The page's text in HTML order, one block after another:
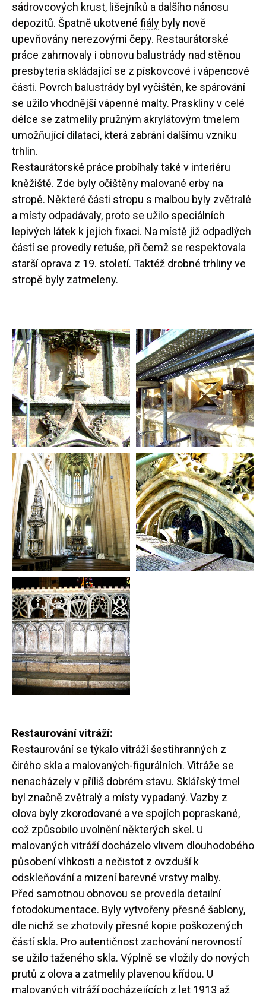
sádrovcových krust, lišejníků a dalšího nánosu
depozitů. Špatně ukotvené fiály byly nově
upevňovány nerezovými čepy. Restaurátorské
práce zahrnovaly i obnovu balustrády nad stěnou
presbyteria skládající se z pískovcové i vápencové
části. Povrch balustrády byl vyčištěn, ke spárování
se užilo vhodnější vápenné malty. Praskliny v celé
délce se zatmelily pružným akrylátovým tmelem
umožňující dilataci, která zabrání dalšímu vzniku
trhlin.
Restaurátorské práce probíhaly také v interiéru
kněžiště. Zde byly očištěny malované erby na
stropě. Některé části stropu s malbou byly zvětralé
a místy odpadávaly, proto se užilo speciálních
lepivých látek k jejich fixaci. Na místě již odpadlých
částí se provedly retuše, při čemž se respektovala
starší oprava z 19. století. Taktéž drobné trhliny ve
stropě byly zatmeleny.
Restaurování vitráží:
Restaurování se týkalo vitráží šestihranných z
čirého skla a malovaných-figurálních. Vitráže se
nenacházely v příliš dobrém stavu. Sklářský tmel
byl značně zvětralý a místy vypadaný. Vazby z
olova byly zkorodované a ve spojích popraskané,
což způsobilo uvolnění některých skel. U
malovaných vitráží docházelo vlivem dlouhodobého
působení vlhkosti a nečistot z ovzduší k
odskleňování a mizení barevné vrstvy malby.
Před samotnou obnovou se provedla detailní
fotodokumentace. Byly vytvořeny přesné šablony,
dle nichž se zhotovily přesné kopie poškozených
částí skla. Pro autentičnost zachování nerovností
se užilo taženého skla. Výplně se vložily do nových
prutů z olova a zatmelily plavenou křídou. U
malovaných vitráží pocházejících z let 1913 až